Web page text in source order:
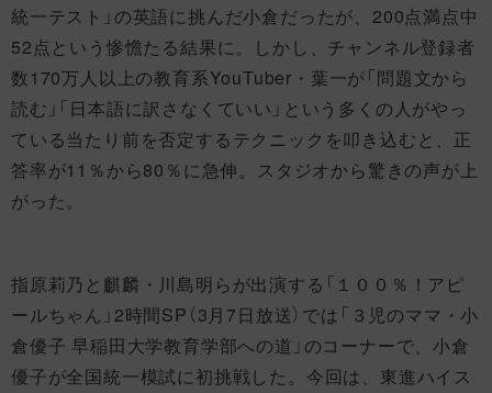
統一テスト」の英語に挑んだ小倉だったが、200点満点中
52点という惨憺たる結果に。しかし、チャンネル登録者
数170万人以上の教育系YouTuber・葉一が「問題文から
読む」「日本語に訳さなくていい」という多くの人がやっ
ている当たり前を否定するテクニックを叩き込むと、正
答率が11％から80％に急伸。スタジオから驚きの声が上
がった。
指原莉乃と麒麟・川島明らが出演する「１００％！アピ
ールちゃん」2時間SP（3月7日放送）では「３児のママ・小
倉優子 早稲田大学教育学部への道」のコーナーで、小倉
優子が全国統一模試に初挑戦した。今回は、東進ハイス